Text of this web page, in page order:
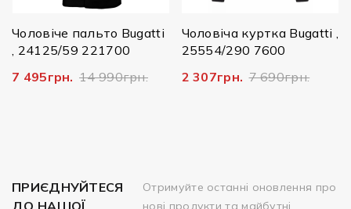
Чоловіче пальто Bugatti
, 24125/59 221700
7 495грн.
14 990грн.
Чоловіча куртка Bugatti ,
25554/290 7600
2 307грн.
7 690грн.
ПРИЄДНУЙТЕСЯ
ДО НАШОЇ
Отримуйте останні оновлення про
нові продукти та майбутні